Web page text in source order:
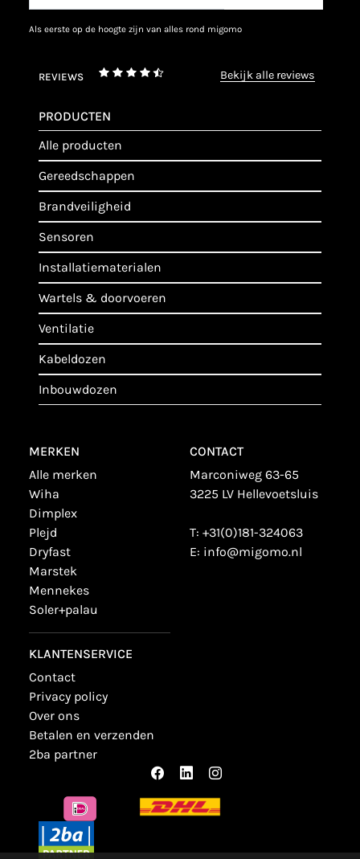
als eerste op de hoogte zijn van alles rond migomo
REVIEWS bekijk alle reviews
PRODUCTEN
alle producten
gereedschappen
brandveiligheid
sensoren
installatiematerialen
wartels & doorvoeren
ventilatie
kabeldozen
inbouwdozen
MERKEN
alle merken
wiha
dimplex
plejd
dryfast
marstek
mennekes
soler+palau
KLANTENSERVICE
contact
privacy policy
over ons
betalen en verzenden
2ba partner
CONTACT
Marconiweg 63-65
3225 LV Hellevoetsluis
T: +31(0)181-324063
E: info@migomo.nl